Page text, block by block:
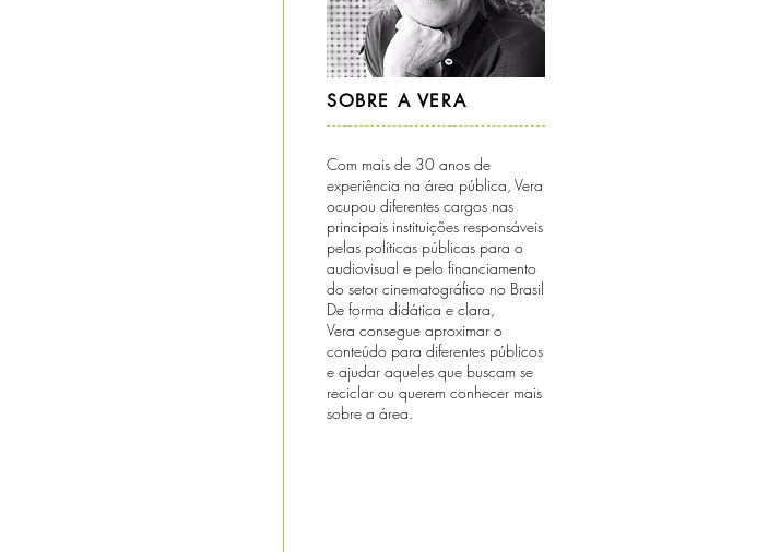
SOBRE A VERA
Com mais de 30 anos de
experiência na área pública, Vera
ocupou diferentes cargos nas
principais instituições responsáveis
pelas políticas públicas para o
audiovisual e pelo financiamento
do setor cinematográfico no Brasil
De forma didática e clara,
Vera consegue aproximar o
conteúdo para diferentes públicos
e ajudar aqueles que buscam se
reciclar ou querem conhecer mais
sobre a área.